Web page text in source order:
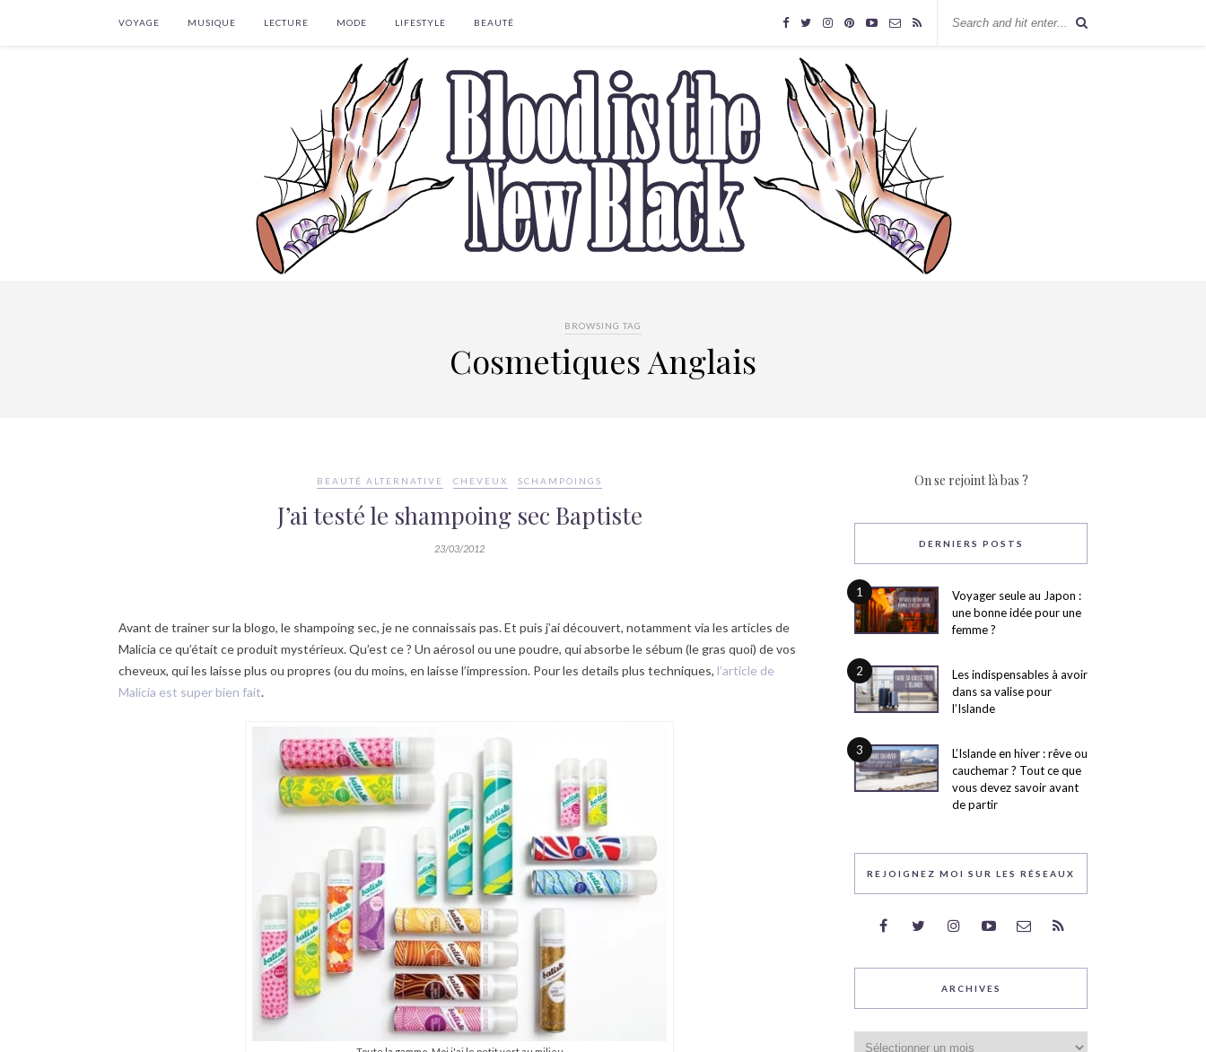
VOYAGE MUSIQUE LECTURE MODE LIFESTYLE BEAUTÉ
BROWSING TAG
Cosmetiques Anglais
BEAUTÉ ALTERNATIVE CHEVEUX SCHAMPOINGS
J’ai testé le shampoing sec Baptiste
23/03/2012
Avant de trainer sur la blogo, le shampoing sec, je ne connaissais pas. Et puis j’ai découvert, notamment via les articles de
Malicia ce qu’était ce produit mystérieux. Qu’est ce ? Un aérosol ou une poudre, qui absorbe le sébum (le gras quoi) de vos
cheveux, qui les laisse plus ou propres (ou du moins, en laisse l’impression. Pour les details plus techniques, l’article de
Malicia est super bien fait.
On se rejoint là bas ?
DERNIERS POSTS
1
Voyager seule au Japon :
une bonne idée pour une
femme ?
2
Les indispensables à avoir
dans sa valise pour
l’Islande
3
L’Islande en hiver : rêve ou
cauchemar ? Tout ce que
vous devez savoir avant
de partir
REJOIGNEZ MOI SUR LES RÉSEAUX
ARCHIVES